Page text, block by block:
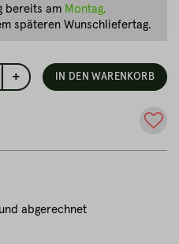
+ IN DEN WARENKORB
abgerechnet
bereits am Montag,
späteren Wunschliefertag.